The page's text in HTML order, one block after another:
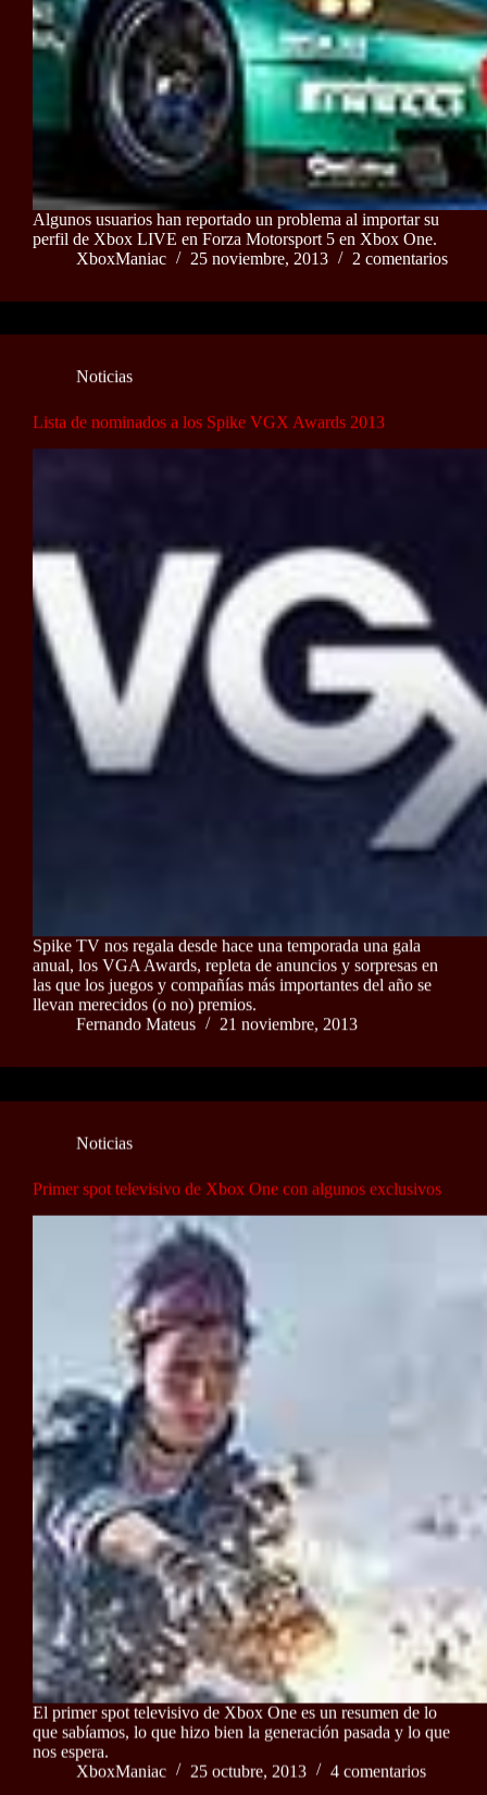
Algunos usuarios han reportado un problema al importar su
perfil de Xbox LIVE en Forza Motorsport 5 en Xbox One.
XboxManiac
25 noviembre, 2013 2 comentarios
Noticias
Lista de nominados a los Spike VGX Awards 2013
Spike TV nos regala desde hace una temporada una gala
anual, los VGA Awards, repleta de anuncios y sorpresas en
las que los juegos y compañías más importantes del año se
llevan merecidos (o no) premios.
Fernando Mateus
21 noviembre, 2013
Noticias
Primer spot televisivo de Xbox One con algunos exclusivos
El primer spot televisivo de Xbox One es un resumen de lo
que sabíamos, lo que hizo bien la generación pasada y lo que
nos espera.
XboxManiac
25 octubre, 2013 4 comentarios